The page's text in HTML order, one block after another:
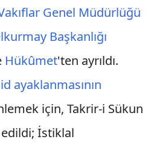
Genel Müdürlüğü
Başkanlığı
Hükûmet'ten ayrıldı.
ayaklanmasının
için, Takrir-i Sükun
İstiklal